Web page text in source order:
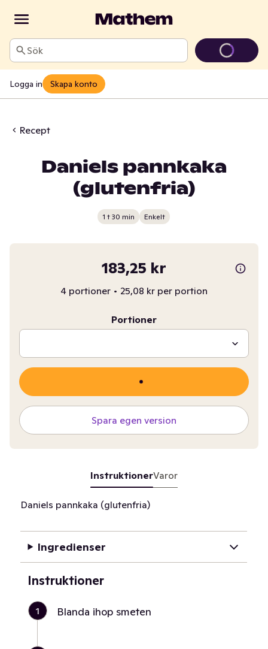
Sök
Logga in Skapa konto
Recept
Daniels pannkaka
(glutenfria)
1 t 30 min Enkelt
183,25 kr
4 portioner • 25,08 kr per portion
Portioner
Spara egen version
InstruktionerVaror
Daniels pannkaka (glutenfria)
Ingredienser
Instruktioner
1 Blanda ihop smeten